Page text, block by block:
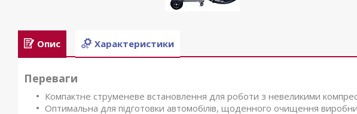
Опис Характеристики
Переваги
Компактне струменеве встановлення для роботи з невеликими
Оптимальна для підготовки автомобілів, щоденного очищення